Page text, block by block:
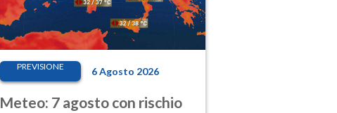
PREVISIONE 6 Agosto 2026
Meteo: 7 agosto con rischio